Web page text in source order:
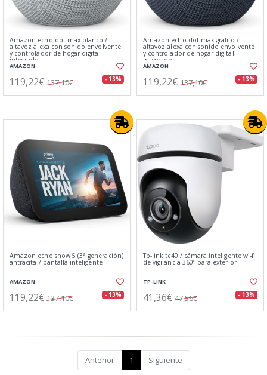
Amazon echo dot max blanco /
altavoz alexa con sonido envolvente
y controlador de hogar digital
integrado
AMAZON
119,22€ 137,10€ - 13%
Amazon echo dot max grafito /
altavoz alexa con sonido envolvente
y controlador de hogar digital
integrado
AMAZON
119,22€ 137,10€ - 13%
Amazon echo show 5 (3ª generación)
antracita / pantalla inteligente
AMAZON
119,22€ 137,10€ - 13%
Tp-link tc40 / cámara inteligente wi-fi
de vigilancia 360º para exterior
TP-LINK
41,36€ 47,56€ - 13%
Anterior 1 Siguiente